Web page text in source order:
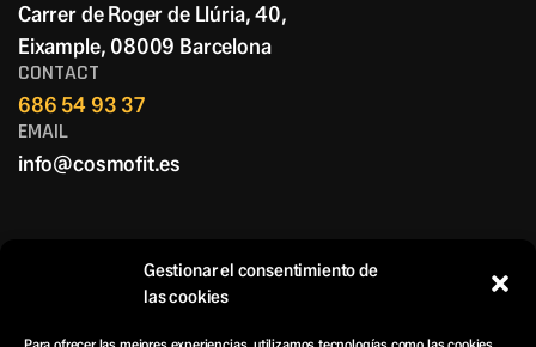
Gestionar el consentimiento de
las cookies
Carrer de Roger de Llúria, 40,
Eixample, 08009 Barcelona
CONTACT
686 54 93 37
EMAIL
info@cosmofit.es